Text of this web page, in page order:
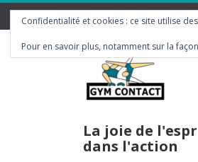
contact@gym-contact.be
La joie de
dans l'action
Confidentialité et cookies : ce site utilise
Pour en savoir plus, notamment sur la